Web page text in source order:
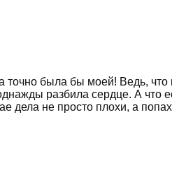
была бы моей! Ведь,
разбила сердце. А что
дела не просто плохи, а